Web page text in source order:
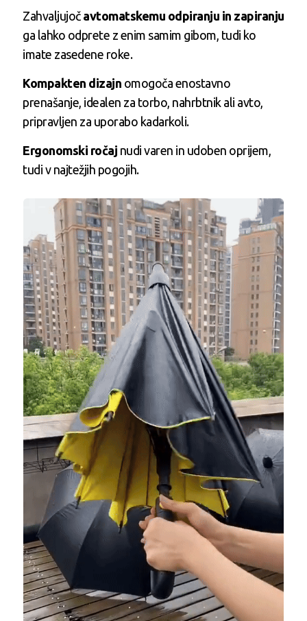
Zahvaljujoč avtomatskemu odpiranju in zapiranju
ga lahko odprete z enim samim gibom, tudi ko
imate zasedene roke.
Kompakten dizajn omogoča enostavno
prenašanje, idealen za torbo, nahrbtnik ali avto,
pripravljen za uporabo kadarkoli.
Ergonomski ročaj nudi varen in udoben oprijem,
tudi v najtežjih pogojih.